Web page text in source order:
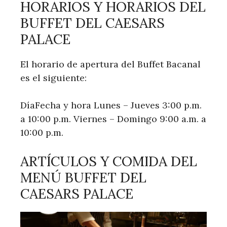
HORARIOS Y HORARIOS DEL
BUFFET DEL CAESARS
PALACE
El horario de apertura del Buffet Bacanal
es el siguiente:
DíaFecha y hora Lunes – Jueves 3:00 p.m.
a 10:00 p.m. Viernes – Domingo 9:00 a.m. a
10:00 p.m.
ARTÍCULOS Y COMIDA DEL
MENÚ BUFFET DEL
CAESARS PALACE